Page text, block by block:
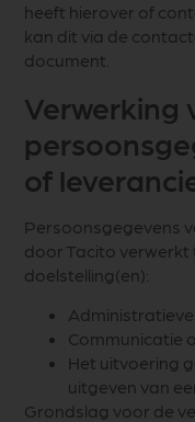
heeft hierover of
kan dit via de
document.
Verwerking
of
Persoonsgegevens
door Tacito verwerkt
doelstelling(en):
Communicatie
Het uitvoering
uitgeven van
Grondslag voor de